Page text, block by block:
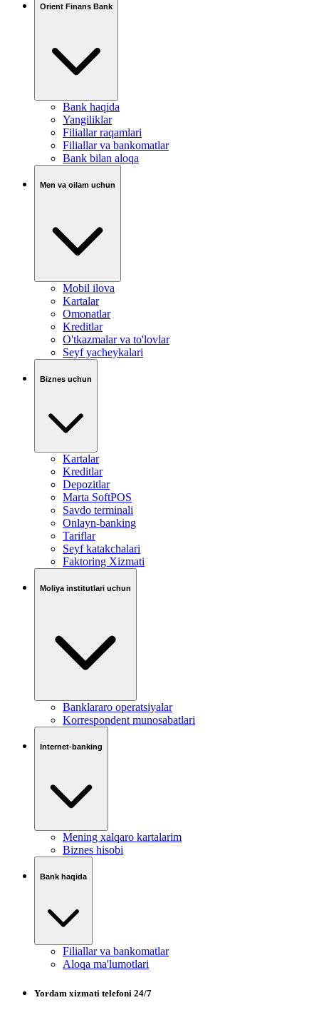
Orient Finans Bank
Bank haqida
Yangiliklar
Filiallar raqamlari
Filiallar va bankomatlar
Bank bilan aloqa
Men va oilam uchun
Mobil ilova
Kartalar
Omonatlar
Kreditlar
O'tkazmalar va to'lovlar
Seyf yacheykalari
Biznes uchun
Kartalar
Kreditlar
Depozitlar
Marta SoftPOS
Savdo terminali
Onlayn-banking
Tariflar
Seyf katakchalari
Faktoring Xizmati
Moliya institutlari uchun
Banklararo operatsiyalar
Korrespondent munosabatlari
Internet-banking
Mening xalqaro kartalarim
Biznes hisobi
Bank haqida
Filiallar va bankomatlar
Aloqa ma'lumotlari
Yordam xizmati telefoni 24/7